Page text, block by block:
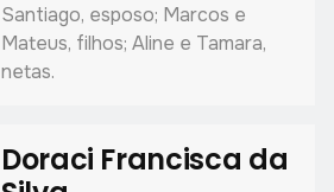
Santiago, esposo; Marcos e
Mateus, filhos; Aline e Tamara,
netas.
Doraci Francisca da